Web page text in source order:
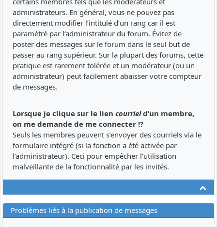
administrateurs. En général, vous ne pouvez pas
directement modifier l’intitulé d’un rang car il est
paramétré par l’administrateur du forum. Évitez de
poster des messages sur le forum dans le seul but de
passer au rang supérieur. Sur la plupart des forums, cette
pratique est rarement tolérée et un modérateur (ou un
administrateur) peut facilement abaisser votre compteur
de messages.
Lorsque je clique sur le lien courrield’un membre,
on me demande de me connecter !?
Seuls les membres peuvent s’envoyer des courriels via le
formulaire intégré (si la fonction a été activée par
l’administrateur). Ceci pour empêcher l’utilisation
malveillante de la fonctionnalité par les invités.
Problèmes liés à la publication de messages